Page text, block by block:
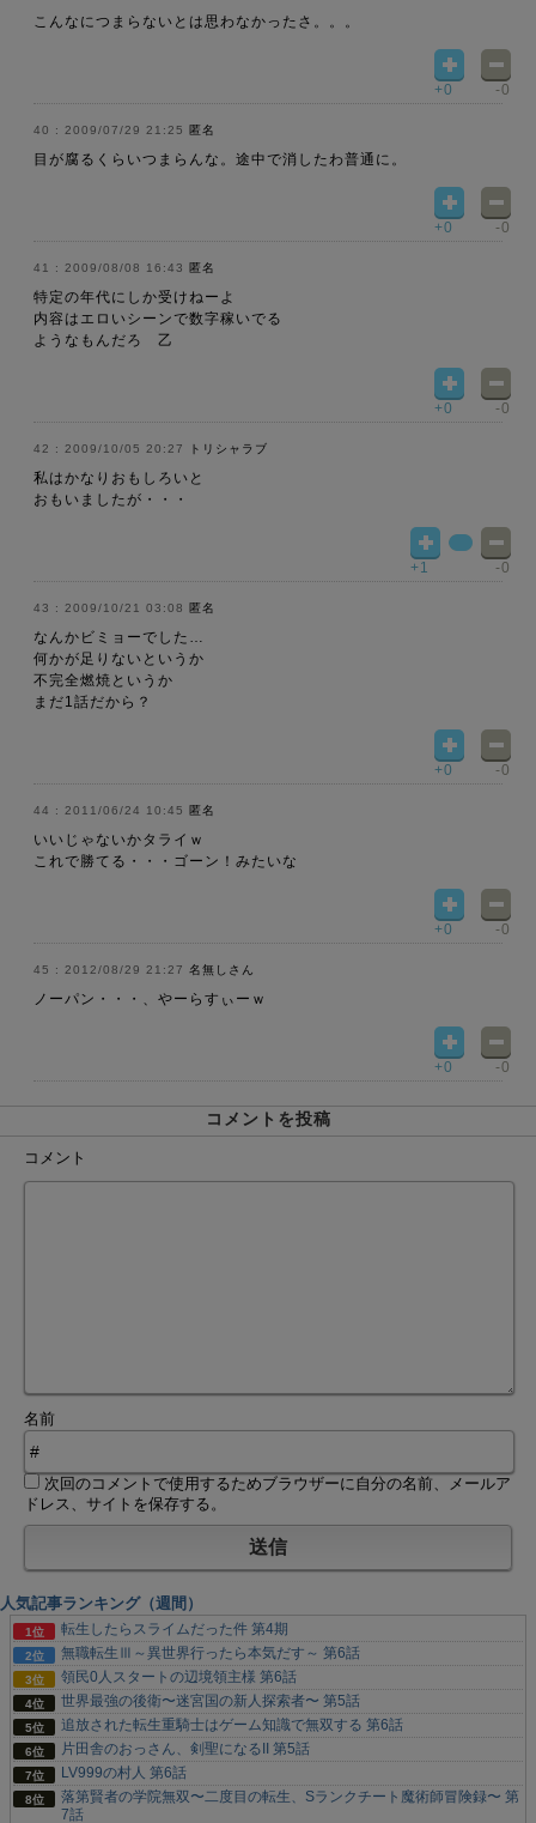
こんなにつまらないとは思わなかったさ。。。
+0 -0
2009/07/29 21:25 匿名
目が腐るくらいつまらんな。途中で消したわ普通に。
+0 -0
2009/08/08 16:43 匿名
特定の年代にしか受けねーよ
内容はエロいシーンで数字稼いでる
ようなもんだろ 乙
+0 -0
2009/10/05 20:27 トリシャラブ
私はかなりおもしろいと
おもいましたが・・・
+1 -0
2009/10/21 03:08 匿名
なんかビミョーでした…
何かが足りないというか
不完全燃焼というか
まだ1話だから？
+0 -0
2011/06/24 10:45 匿名
いいじゃないかタライｗ
これで勝てる・・・ゴーン！みたいな
+0 -0
2012/08/29 21:27 名無しさん
ノーパン・・・、やーらすぃーｗ
+0 -0
コメントを投稿
コメント
名前
次回のコメントで使用するためブラウザーに自分の名前、メールア
ドレス、サイトを保存する。
人気記事ランキング（週間）
転生したらスライムだった件 第4期
無職転生Ⅲ～異世界行ったら本気だす～ 第6話
領民0人スタートの辺境領主様 第6話
世界最強の後衛〜迷宮国の新人探索者〜 第5話
追放された転生重騎士はゲーム知識で無双する 第6話
片田舎のおっさん、剣聖になるII 第5話
LV999の村人 第6話
落第賢者の学院無双〜二度目の転生、Sランクチート魔術師冒険録〜 第
7話